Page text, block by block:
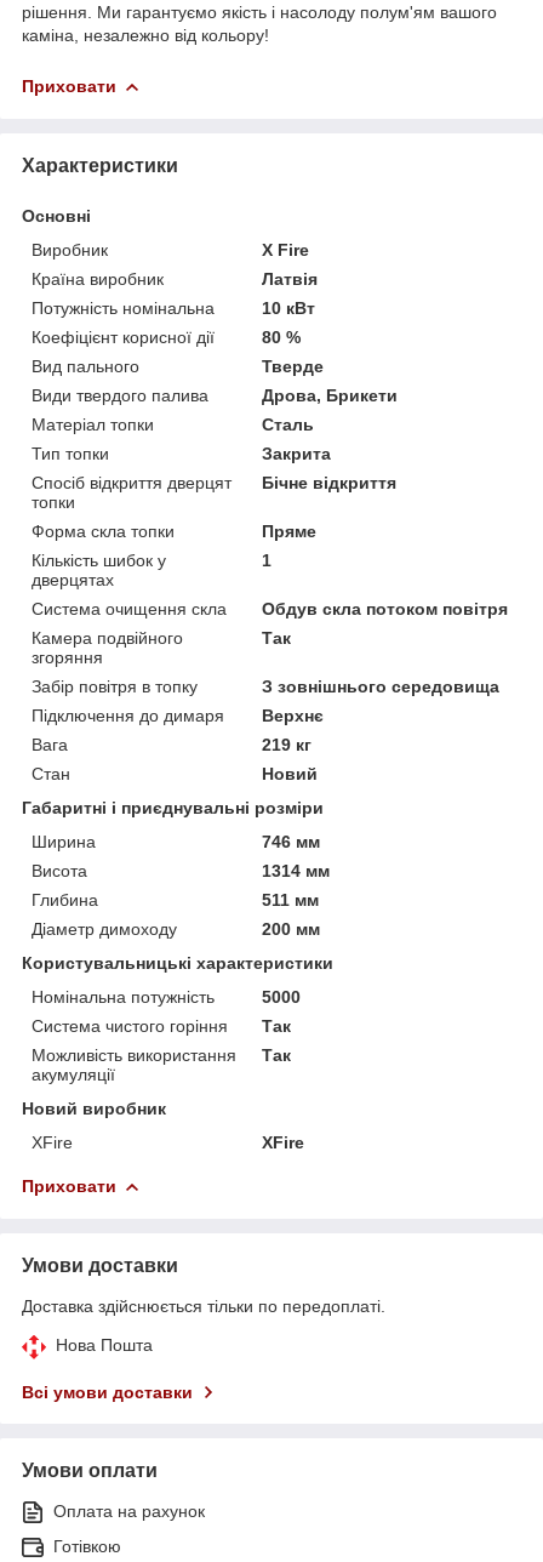
рішення. Ми гарантуємо якість і насолоду полум'ям вашого
каміна, незалежно від кольору!
Приховати
Характеристики
Основні
Виробник
X Fire
Країна виробник
Латвія
Потужність номінальна
10 кВт
Коефіцієнт корисної дії
80 %
Вид пального
Тверде
Види твердого палива
Дрова, Брикети
Матеріал топки
Сталь
Тип топки
Закрита
Спосіб відкриття дверцят
топки
Бічне відкриття
Форма скла топки
Пряме
Кількість шибок у
дверцятах
1
Система очищення скла
Обдув скла потоком повітря
Камера подвійного
згоряння
Так
Забір повітря в топку
З зовнішнього середовища
Підключення до димаря
Верхнє
Вага
219 кг
Стан
Новий
Габаритні і приєднувальні розміри
Ширина
746 мм
Висота
1314 мм
Глибина
511 мм
Діаметр димоходу
200 мм
Користувальницькі характеристики
Номінальна потужність
5000
Система чистого горіння
Так
Можливість використання
акумуляції
Так
Новий виробник
XFire
XFire
Приховати
Умови доставки
Доставка здійснюється тільки по передоплаті.
Нова Пошта
Всі умови доставки
Умови оплати
Оплата на рахунок
Готівкою